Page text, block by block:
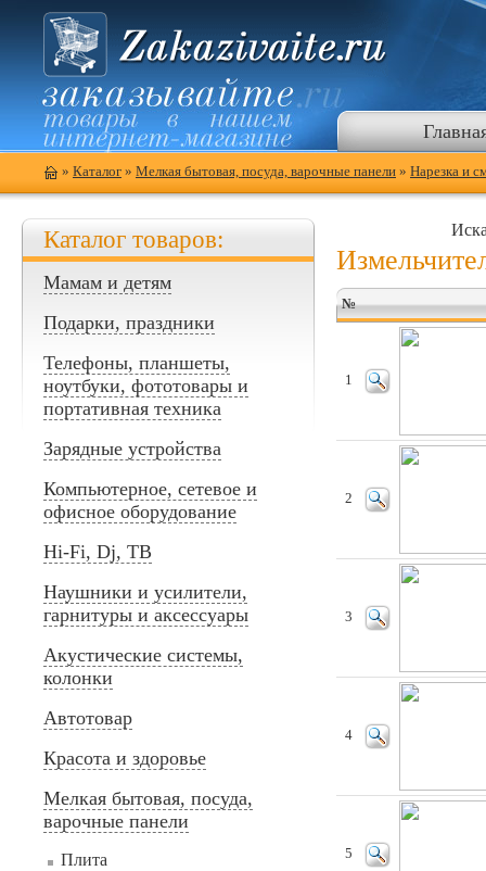
» Каталог » Мелкая бытовая, посуда, варочные панели » Нарезка и
Каталог товаров:
Мамам и детям
Подарки, праздники
Телефоны, планшеты,
ноутбуки, фототовары и
портативная техника
Зарядные устройства
Компьютерное, сетевое и
офисное оборудование
Hi-Fi, Dj, ТВ
Наушники и усилители,
гарнитуры и аксессуары
Акустические системы,
колонки
Автотовар
Красота и здоровье
Мелкая бытовая, посуда,
варочные панели
Плита
№
1
2
3
4
5